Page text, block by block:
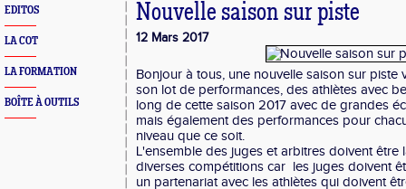
EDITOS
LA COT
LA FORMATION
BOÎTE À OUTILS
Nouvelle saison sur piste
12 Mars 2017
Bonjour à tous, une nouvelle saison sur piste
son lot de performances, des athlètes avec
long de cette saison 2017 avec de grandes
mais également des performances pour
niveau que ce soit.
L'ensemble des juges et arbitres doivent
diverses compétitions car les juges doivent
un partenariat avec les athlètes qui doivent